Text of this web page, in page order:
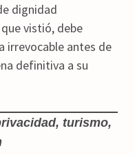
dignidad
vistió, debe
irrevocable antes de
definitiva a su
turismo,